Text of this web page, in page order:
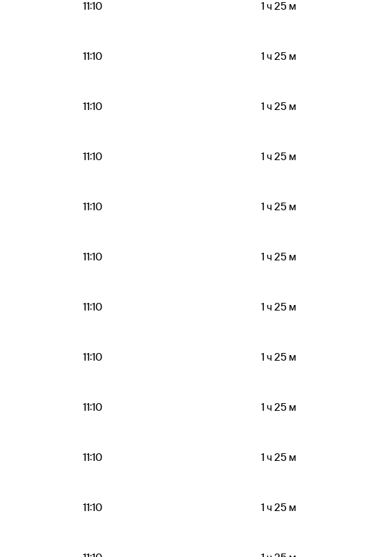
11:10 1 ч 25 м
11:10 1 ч 25 м
11:10 1 ч 25 м
11:10 1 ч 25 м
11:10 1 ч 25 м
11:10 1 ч 25 м
11:10 1 ч 25 м
11:10 1 ч 25 м
11:10 1 ч 25 м
11:10 1 ч 25 м
11:10 1 ч 25 м